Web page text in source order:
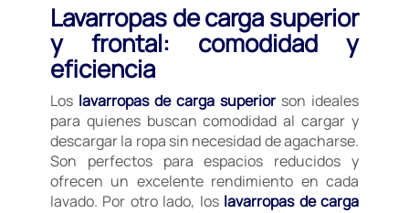
Lavarropas de carga superior
y frontal: comodidad y
eficiencia
Los lavarropas de carga superior son ideales
para quienes buscan comodidad al cargar y
descargar la ropa sin necesidad de agacharse.
Son perfectos para espacios reducidos y
ofrecen un excelente rendimiento en cada
lavado. Por otro lado, los lavarropas de carga